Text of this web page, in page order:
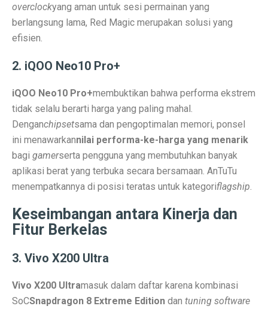
Rahasia iPhone 17 Pro Max Tahan Panas: Teknologi
Detoks Digital untuk Gen Z, Tenangkan Pikiran?
Honda PCX160: Spesifikasi Mewah yang Membuat
Pengguna Adobe Analytics, Waspada! Celah Ini Ancam
Xiaomi 15T vs Honor 400, Kamera Hebat di Bawah
Revolusi Data: AI Mengubah Pengelolaan Informasi di
overclockyang aman untuk sesi permainan yang
berlangsung lama, Red Magic merupakan solusi yang
efisien.
2. iQOO Neo10 Pro+
iQOO Neo10 Pro+membuktikan bahwa performa ekstrem
tidak selalu berarti harga yang paling mahal.
Denganchipsetsama dan pengoptimalan memori, ponsel
ini menawarkannilai performa-ke-harga yang menarik
bagi gamerserta pengguna yang membutuhkan banyak
aplikasi berat yang terbuka secara bersamaan. AnTuTu
menempatkannya di posisi teratas untuk kategoriflagship
Keseimbangan antara Kinerja dan
Fitur Berkelas
3. Vivo X200 Ultra
Vivo X200 Ultramasuk dalam daftar karena kombinasi
SoCSnapdragon 8 Extreme Edition dan tuning software